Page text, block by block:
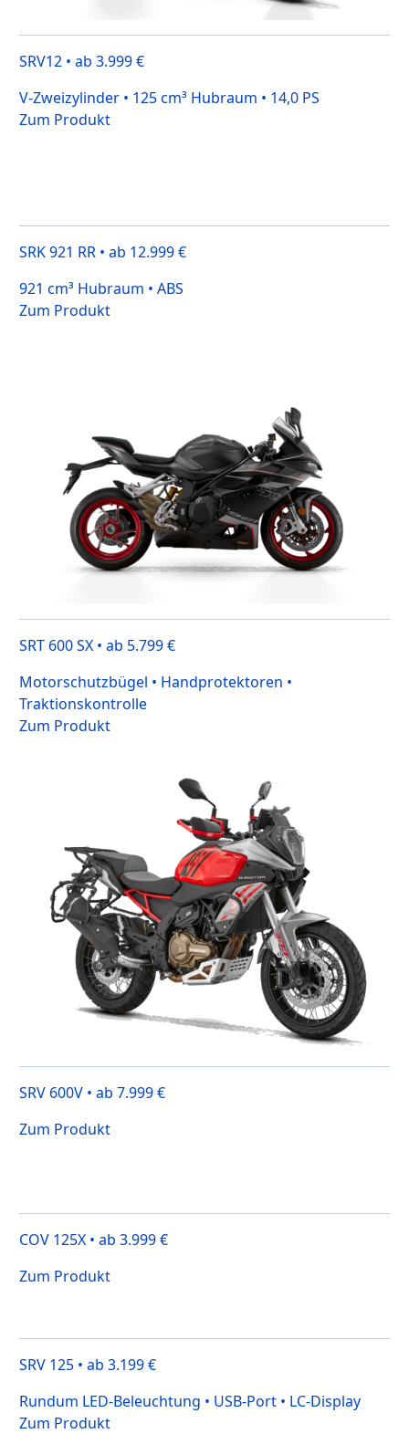
SRV12 • ab 3.999 €
V-Zweizylinder • 125 cm³ Hubraum • 14,0 PS
Zum Produkt
SRK 921 RR • ab 12.999 €
921 cm³ Hubraum • ABS
Zum Produkt
SRT 600 SX • ab 5.799 €
Motorschutzbügel • Handprotektoren •
Traktionskontrolle
Zum Produkt
SRV 600V • ab 7.999 €
Zum Produkt
COV 125X • ab 3.999 €
Zum Produkt
SRV 125 • ab 3.199 €
Rundum LED-Beleuchtung • USB-Port • LC-Display
Zum Produkt